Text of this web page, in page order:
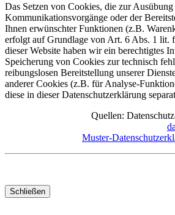
Das Setzen von Cookies, die zur
Kommunikationsvorgänge oder der
Ihnen erwünschter Funktionen (z.B.
erfolgt auf Grundlage von Art. 6 Abs. 1 lit.
dieser Website haben wir ein berechtigtes
Speicherung von Cookies zur technisch
reibungslosen Bereitstellung unserer
anderer Cookies (z.B. für Analyse-
diese in dieser Datenschutzerklärung
Quellen:
Muster-
Schließen